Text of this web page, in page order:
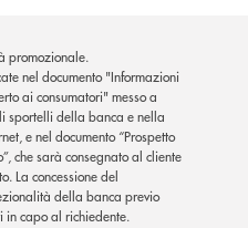
promozionale.
nel documento "Informazioni
ai consumatori" messo a
sportelli della banca e nella
e nel documento “Prospetto
che sarà consegnato al cliente
La concessione del
della banca previo
in capo al richiedente.